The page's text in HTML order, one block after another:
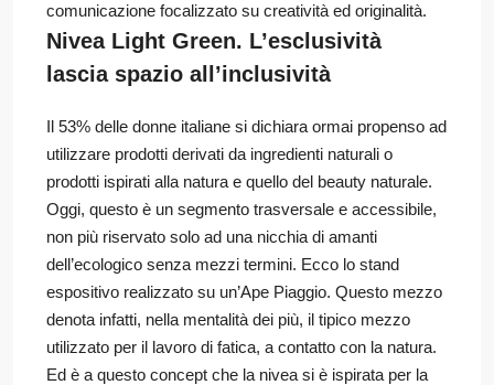
comunicazione focalizzato su creatività ed originalità.
Nivea Light Green. L’esclusività
lascia spazio all’inclusività
Il 53% delle donne italiane si dichiara ormai propenso ad
utilizzare prodotti derivati da ingredienti naturali o
prodotti ispirati alla natura e quello del beauty naturale.
Oggi, questo è un segmento trasversale e accessibile,
non più riservato solo ad una nicchia di amanti
dell’ecologico senza mezzi termini. Ecco lo stand
espositivo realizzato su un’Ape Piaggio. Questo mezzo
denota infatti, nella mentalità dei più, il tipico mezzo
utilizzato per il lavoro di fatica, a contatto con la natura.
Ed è a questo concept che la nivea si è ispirata per la